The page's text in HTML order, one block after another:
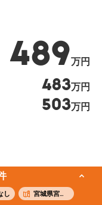
し 宮城県宮城郡七ヶ浜町
489万円
483万円
503万円